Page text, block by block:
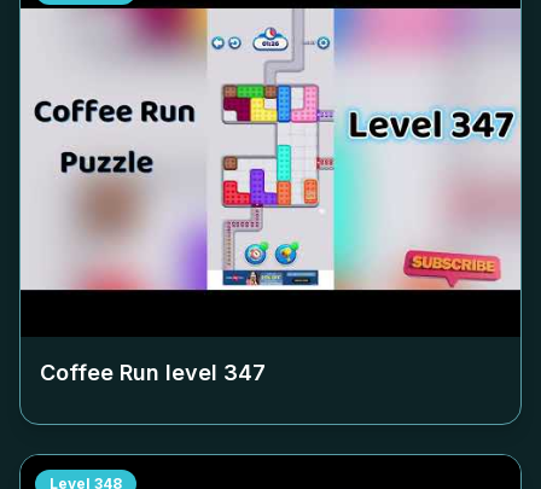
Coffee Run level 347
Level 348